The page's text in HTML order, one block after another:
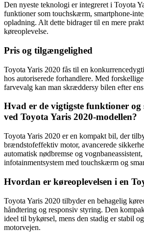
Den nyeste teknologi er integreret i Toyota
funktioner som touchskærm, smartphone-
opladning. Alt dette bidrager til en mere
køreoplevelse.
Pris og tilgængelighed
Toyota Yaris 2020 fås til en
hos autoriserede forhandlere. Med
farvevalg kan man skræddersy bilen efter
Hvad er de vigtigste funktioner og
ved Toyota Yaris 2020-modellen?
Toyota Yaris 2020 er en kompakt bil, der
brændstofeffektiv motor, avancerede
automatisk nødbremse og
infotainmentsystem med touchskærm og
Hvordan er køreoplevelsen i en
Toyota Yaris 2020 tilbyder en behagelig
håndtering og responsiv styring. Den
ideel til bykørsel, mens den stadig er stabil
motorvejen.